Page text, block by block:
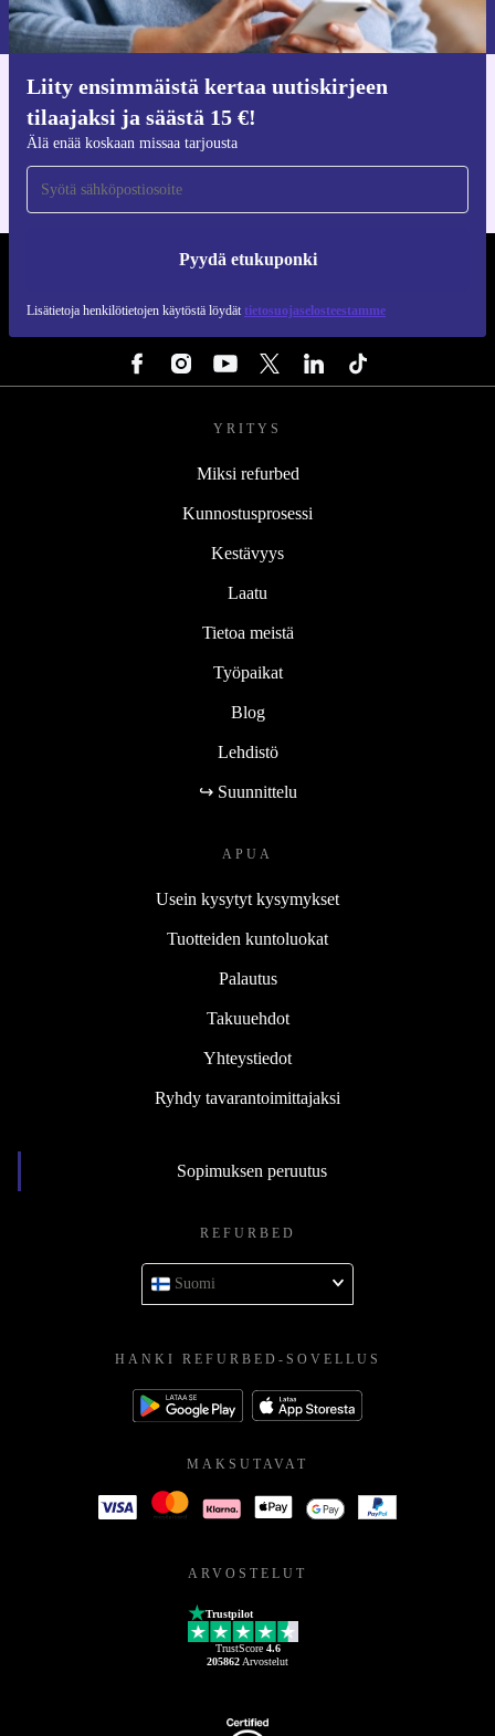
Liity ensimmäistä kertaa uutiskirjeen
tilaajaksi ja säästä 15 €!
Älä enää koskaan missaa tarjousta
Pyydä etukuponki
Lisätietoja henkilötietojen käytöstä löydät tietosuojaselosteestamme
Lisätietoja henkilötietojen käytöstä löydättietosuojaselosteestamme.
Hanki refurbed-sovellus
iOS:lle ja Androidille
YRITYS
Miksi refurbed
Kunnostusprosessi
Kestävyys
Laatu
Tietoa meistä
Työpaikat
Blog
Lehdistö
↪ Suunnittelu
APUA
Usein kysytyt kysymykset
Tuotteiden kuntoluokat
Palautus
Takuuehdot
Yhteystiedot
Ryhdy tavarantoimittajaksi
Sopimuksen peruutus
REFURBED
Suomi
HANKI REFURBED-SOVELLUS
MAKSUTAVAT
ARVOSTELUT
Trustpilot
TrustScore 4.6
205862 Arvostelut